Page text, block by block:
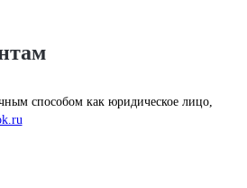
способом как юридическое лицо,